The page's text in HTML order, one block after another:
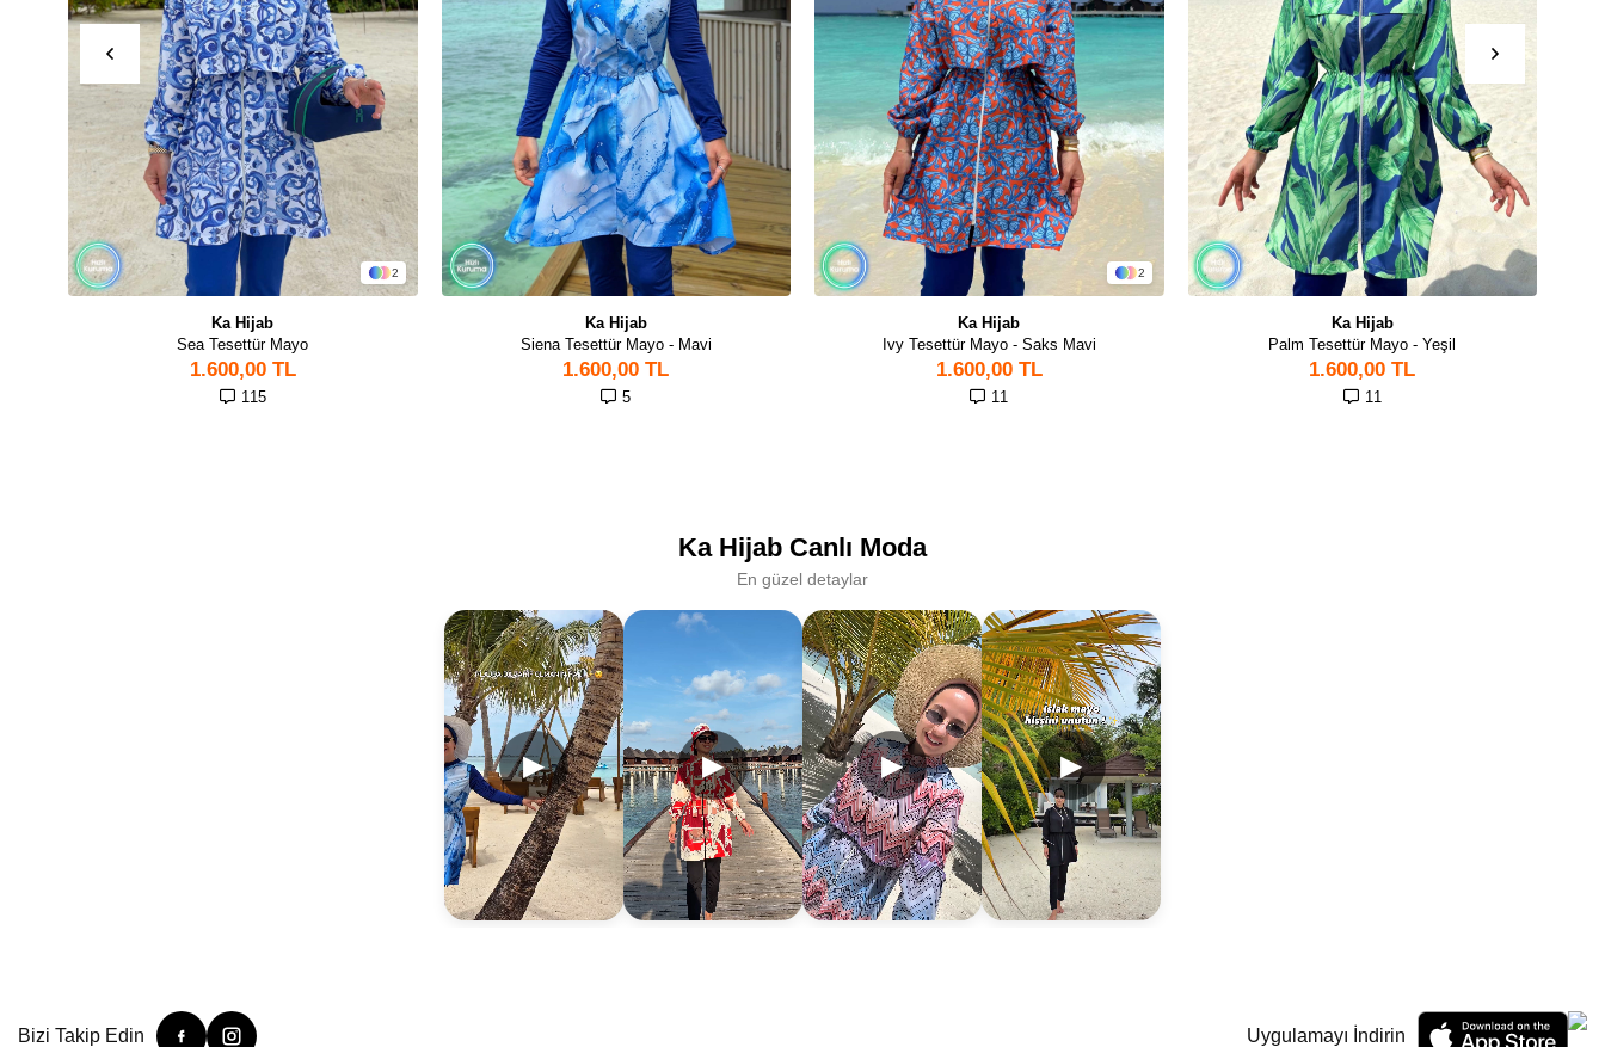
2
Ka Hijab
Sea Tesettür Mayo
115
1.600,00 TL
Ka Hijab
Siena Tesettür Mayo - Mavi
5
1.600,00 TL
2
Ka Hijab
Ivy Tesettür Mayo - Saks Mavi
11
1.600,00 TL
Ka Hijab
Palm Tesettür Mayo - Yeşil
11
1.600,00 TL
Ka Hijab Canlı Moda
En güzel detaylar
▶ ▶ ▶ ▶
Bizi Takip Edin Uygulamayı İndirin